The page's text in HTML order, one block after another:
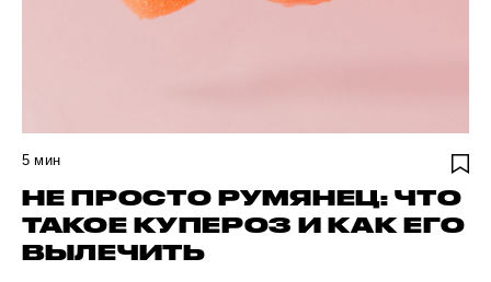
5 мин
НЕ ПРОСТО РУМЯНЕЦ: ЧТО
ТАКОЕ КУПЕРОЗ И КАК ЕГО
ВЫЛЕЧИТЬ